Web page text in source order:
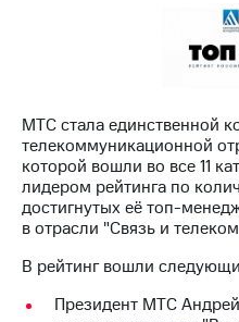
Достижения
Интервью
Финансовая
отчетность
МТС стала единственной
телекоммуникационной
которой вошли во все 11
лидером рейтинга по
достигнутых её топ-
в отрасли "Связь и
В рейтинг вошли
Президент МТС